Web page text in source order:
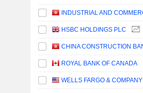
HSBC HOLDINGS PLC
ROYAL BANK OF CANADA
WELLS FARGO & COMPANY